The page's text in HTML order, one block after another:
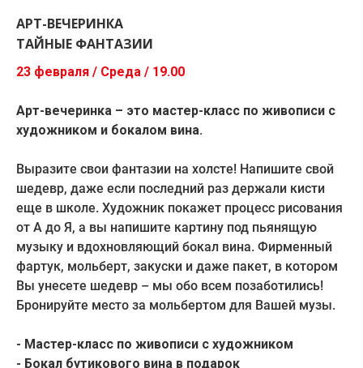
АРТ-ВЕЧЕРИНКА
ТАЙНЫЕ ФАНТАЗИИ
23 февраля / Среда / 19.00
Арт-вечеринка – это мастер-класс по живописи с
художником и бокалом вина.
Выразите свои фантазии на холсте! Напишите свой
шедевр, даже если последний раз держали кисти
еще в школе. Художник покажет процесс рисования
от А до Я, а вы напишите картину под пьянящую
музыку и вдохновляющий бокал вина. Фирменный
фартук, мольберт, закуски и даже пакет, в котором
Вы унесете шедевр – мы обо всем позаботились!
Бронируйте место за мольбертом для Вашей музы.
- Мастер-класс по живописи с художником
- Бокал бутикового вина в подарок